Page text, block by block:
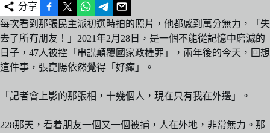
分享
每次看到那張民主派初選時拍的照片，他都感到萬分無力，「失
去了所有朋友！」2021年2月28日，是一個不能從記憶中磨滅的
日子，47人被控「串謀顛覆國家政權罪」，兩年後的今天，回想
這件事，張崑陽依然覺得「好癲」。
「記者會上影的那張相，十幾個人，現在只有我在外邊」。
228那天，看着朋友一個又一個被捕，人在外地，非常無力。那